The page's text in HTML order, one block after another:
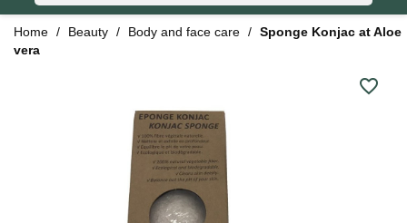
Home Beauty Body and face care
Sponge Konjac at Aloe
vera
favorite_border